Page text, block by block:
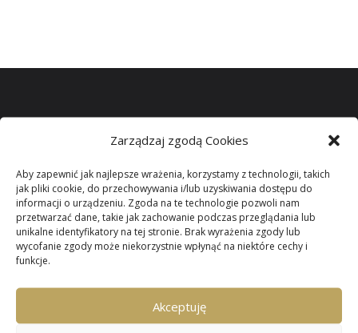
Zarządzaj zgodą Cookies
Aby zapewnić jak najlepsze wrażenia, korzystamy z technologii, takich
jak pliki cookie, do przechowywania i/lub uzyskiwania dostępu do
informacji o urządzeniu. Zgoda na te technologie pozwoli nam
przetwarzać dane, takie jak zachowanie podczas przeglądania lub
unikalne identyfikatory na tej stronie. Brak wyrażenia zgody lub
wycofanie zgody może niekorzystnie wpłynąć na niektóre cechy i
funkcje.
Akceptuję
witrynę.
Parafii Niepokalanego
Poczęcia NMPw
Przewozie